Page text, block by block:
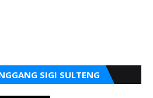
SIGI SULTENG